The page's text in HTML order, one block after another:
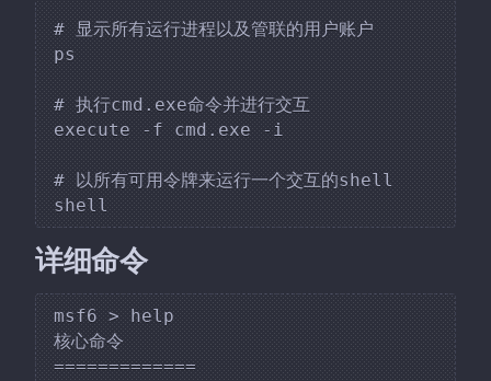
# 显示所有运行进程以及管联的用户账户
ps
# 执行cmd.exe命令并进行交互
execute -f cmd.exe -i
# 以所有可用令牌来运行一个交互的shell
详细命令
msf6 > help
核心命令
=============